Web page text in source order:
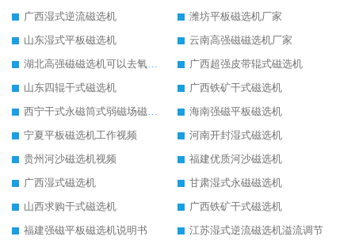
广西湿式逆流磁选机
潍坊平板磁选机厂家
山东湿式平板磁选机
云南高强磁磁选机厂家
湖北高强磁磁选机可以去氧化铝
广西超强皮带辊式磁选机
山东四辊干式磁选机
广西铁矿干式磁选机
西宁干式永磁筒式弱磁场磁选机结构图
海南强磁平板磁选机
宁夏平板磁选机工作视频
河南开封湿式磁选机
贵州河沙磁选机视频
福建优质河沙磁选机
广西湿式磁选机
甘肃湿式永磁磁选机
山西求购干式磁选机
广西铁矿干式磁选机
福建强磁平板磁选机说明书
江苏湿式逆流磁选机溢流调节